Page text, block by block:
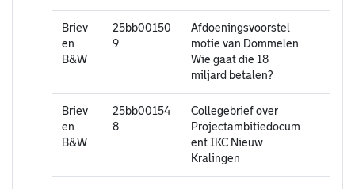
Briev
en
B&W
25bb00150
9
Afdoeningsvoorstel
motie van Dommelen
Wie gaat die 18
miljard betalen?
Briev
en
B&W
25bb00154
8
Collegebrief over
Projectambitiedocum
ent IKC Nieuw
Kralingen